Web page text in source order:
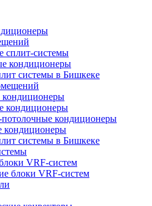
сплит-системы
кондиционеры
системы в Бишкеке
кондиционеры
кондиционеры
кондиционеры
системы в Бишкеке
VRF-систем
блоки VRF-систем